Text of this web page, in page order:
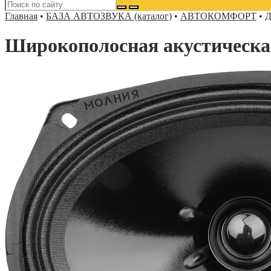
Главная • БАЗА АВТОЗВУКА (каталог) • АВТОКОМФОРТ •
Широкополосная